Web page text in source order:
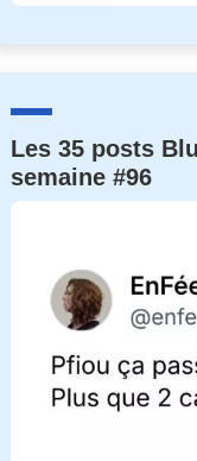
Les 35 posts
semaine #96